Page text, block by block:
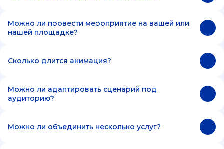
Можно ли провести мероприятие на вашей или
нашей площадке?
Сколько длится анимация?
Можно ли адаптировать сценарий под
аудиторию?
Можно ли объединить несколько услуг?